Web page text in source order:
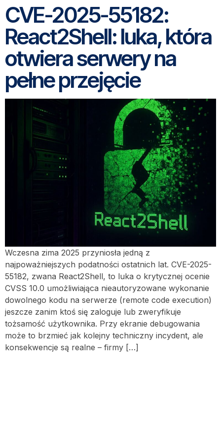
CVE-2025-55182:
React2Shell: luka, która
otwiera serwery na
pełne przejęcie
Wczesna zima 2025 przyniosła jedną z
najpoważniejszych podatności ostatnich lat. CVE-2025-
55182, zwana React2Shell, to luka o krytycznej ocenie
CVSS 10.0 umożliwiająca nieautoryzowane wykonanie
dowolnego kodu na serwerze (remote code execution)
jeszcze zanim ktoś się zaloguje lub zweryfikuje
tożsamość użytkownika. Przy ekranie debugowania
może to brzmieć jak kolejny techniczny incydent, ale
konsekwencje są realne – firmy […]